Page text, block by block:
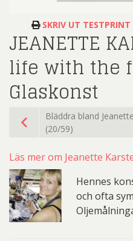
SKRIV UT TESTPRINT
JEANETTE
life with the
Glaskonst
Bläddra bland
(20/59)
Läs mer om Jeanette
Hennes
och ofta